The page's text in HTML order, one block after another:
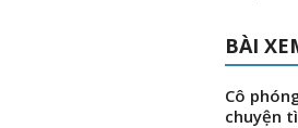
BÀI
Cô
chuyện